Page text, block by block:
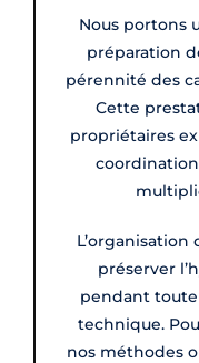
Nous portons
préparation
pérennité des
Cette
propriétaires
préserver
pendant
technique.
nos méthodes